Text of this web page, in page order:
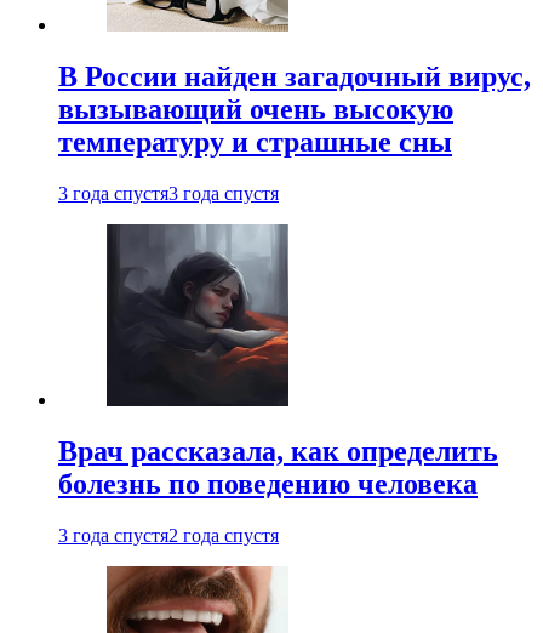
В России найден загадочный вирус,
вызывающий очень высокую
температуру и страшные сны
3 года спустя3 года спустя
Врач рассказала, как определить
болезнь по поведению человека
3 года спустя2 года спустя